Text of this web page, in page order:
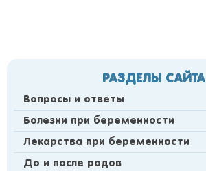
РАЗДЕЛЫ САЙТА
Вопросы и ответы
Болезни при беременности
Лекарства при беременности
До и после родов